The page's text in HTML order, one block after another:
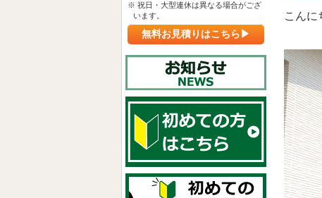
こんに
※ 祝日・大型連休は異なる場合がござ
います。
無料お見積りはこちら▶